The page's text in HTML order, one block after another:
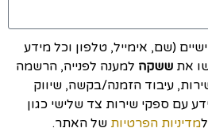
(שם, אימייל, טלפון וכל מידע
את ששקה למענה לפנייה, הרשמה
עיבוד הזמנה/בקשה, שיווק
עם ספקי שירות צד שלישי כגון
מדיניות הפרטיות של האתר.